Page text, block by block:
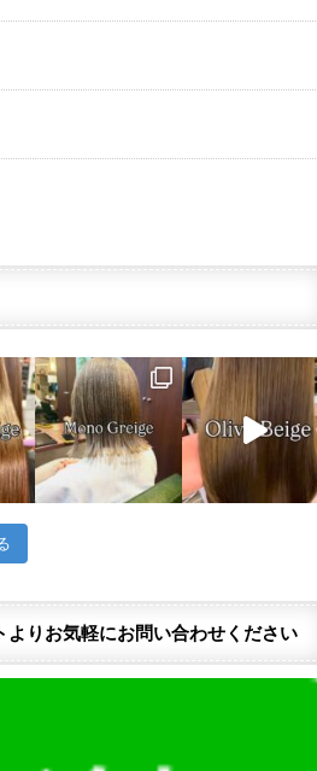
りお気軽にお問い合わせください